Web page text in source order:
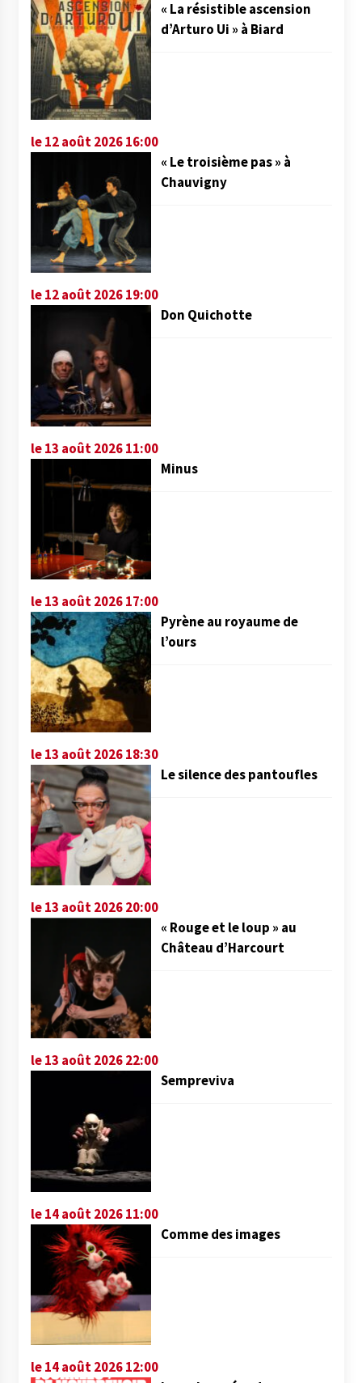
« La résistible ascension
d’Arturo Ui » à Biard
le 12 août 2026 16:00
« Le troisième pas » à
Chauvigny
le 12 août 2026 19:00
Don Quichotte
le 13 août 2026 11:00
Minus
le 13 août 2026 17:00
Pyrène au royaume de
l’ours
le 13 août 2026 18:30
Le silence des pantoufles
le 13 août 2026 20:00
« Rouge et le loup » au
Château d’Harcourt
le 13 août 2026 22:00
Sempreviva
le 14 août 2026 11:00
Comme des images
le 14 août 2026 12:00